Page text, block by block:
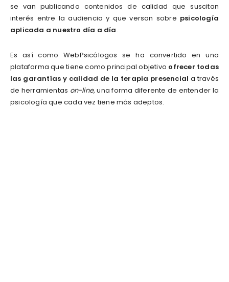
se van publicando contenidos de calidad que suscitan
interés entre la audiencia y que versan sobre psicología
aplicada a nuestro día a día.
Es así como WebPsicólogos se ha convertido en una
plataforma que tiene como principal objetivo ofrecer todas
las garantías y calidad de la terapia presencial a través
de herramientas on-line, una forma diferente de entender la
psicología que cada vez tiene más adeptos.